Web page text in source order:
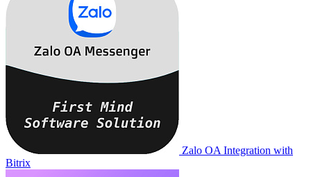
Zalo OA Integration with
Bitrix